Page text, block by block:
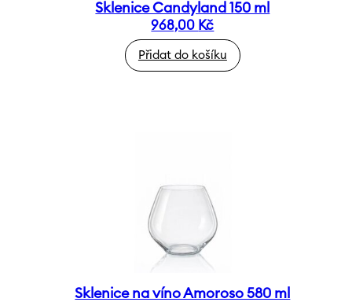
Sklenice Candyland 150 ml
968,00 Kč
Přidat do košíku
Sklenice na víno Amoroso 580 ml